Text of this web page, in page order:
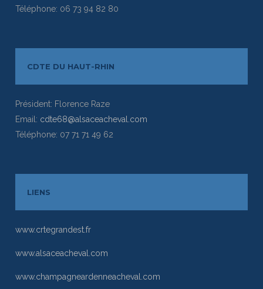
Téléphone: 06 73 94 82 80
CDTE DU HAUT-RHIN
Président: Florence Raze
Email: cdte68@alsaceacheval.com
Téléphone: 07 71 71 49 62
LIENS
www.crtegrandest.fr
www.alsaceacheval.com
www.champagneardenneacheval.com